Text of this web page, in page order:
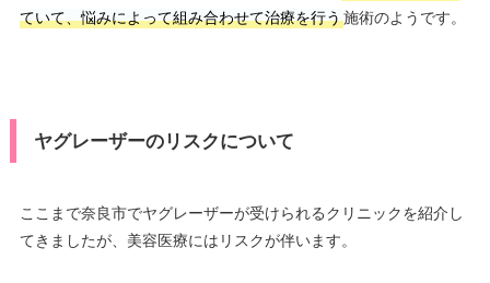
ていて、悩みによって組み合わせて治療を行う施術のようです。
ヤグレーザーのリスクについて
ここまで奈良市でヤグレーザーが受けられるクリニックを紹介し
てきましたが、美容医療にはリスクが伴います。